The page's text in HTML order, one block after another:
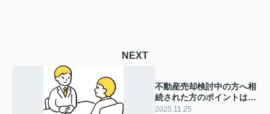
NEXT
不動産売却検討中の方へ相
続された方のポイントは？
セカンドオピニオン活用術
2025.11.25